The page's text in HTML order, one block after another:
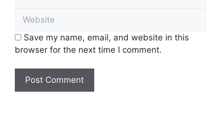
Save my name, email, and website in this
browser for the next time I comment.